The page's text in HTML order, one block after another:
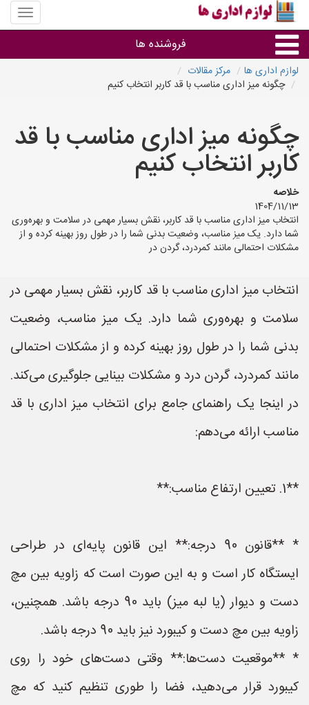
منوی
سایت
اداری
فروشنده ها
گروه ها
استان ها
لوازم اداری ها
مرکز مقالات
چگونه میز اداری مناسب با قد کاربر انتخاب کنیم
چگونه میز اداری مناسب با قد
کاربر انتخاب کنیم
خلاصه
1404/11/13
انتخاب میز اداری مناسب با قد کاربر، نقش بسیار مهمی در سلامت و بهره‌وری
شما دارد. یک میز مناسب، وضعیت بدنی شما را در طول روز بهینه کرده و از
مشکلات احتمالی مانند کمردرد، گردن در
انتخاب میز اداری مناسب با قد کاربر، نقش بسیار مهمی در
سلامت و بهره‌وری شما دارد. یک میز مناسب، وضعیت
بدنی شما را در طول روز بهینه کرده و از مشکلات احتمالی
مانند کمردرد، گردن درد و مشکلات بینایی جلوگیری می‌کند.
در اینجا یک راهنمای جامع برای انتخاب میز اداری با قد
مناسب ارائه می‌دهم:
**1. تعیین ارتفاع مناسب:**
* **قانون 90 درجه:** این قانون پایه‌ای در طراحی
ایستگاه کار است و به این صورت است که زاویه بین مچ
دست و دیوار (یا لبه میز) باید 90 درجه باشد. همچنین،
زاویه بین مچ دست و کیبورد نیز باید 90 درجه باشد.
* **موقعیت دست‌ها:** وقتی دست‌های خود را روی
کیبورد قرار می‌دهید، فضا را طوری تنظیم کنید که مچ